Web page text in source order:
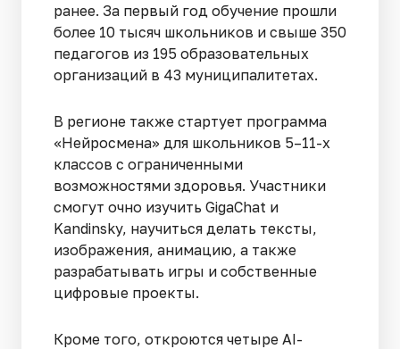
ранее. За первый год обучение прошли
более 10 тысяч школьников и свыше 350
педагогов из 195 образовательных
организаций в 43 муниципалитетах.
В регионе также стартует программа
«Нейросмена» для школьников 5–11-х
классов с ограниченными
возможностями здоровья. Участники
смогут очно изучить GigaChat и
Kandinsky, научиться делать тексты,
изображения, анимацию, а также
разрабатывать игры и собственные
цифровые проекты.
Кроме того, откроются четыре AI-